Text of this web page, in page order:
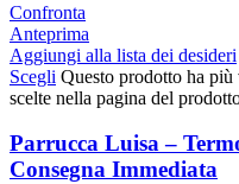
Confronta
Anteprima
Aggiungi alla lista dei desideri
Scegli Questo prodotto ha
scelte nella pagina del
Parrucca Luisa –
Consegna Immediata